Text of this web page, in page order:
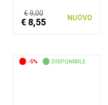
€ 9,00
€ 8,55 NUOVO
-5% DISPONIBILE